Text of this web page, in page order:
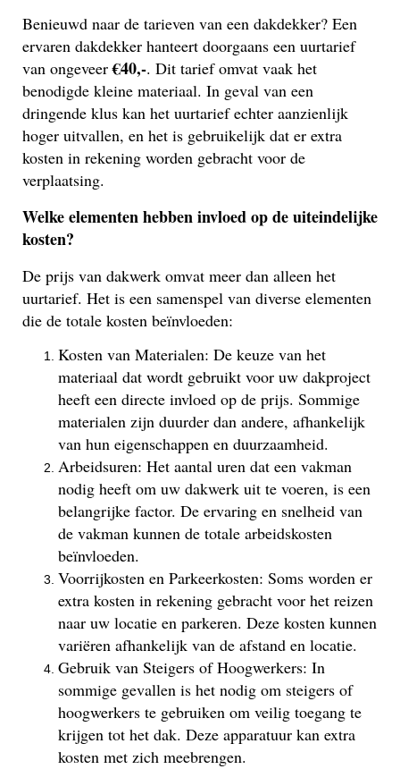
Benieuwd naar de tarieven van een dakdekker? Een
ervaren dakdekker hanteert doorgaans een uurtarief
van ongeveer€40,-. Dit tarief omvat vaak het
benodigde kleine materiaal. In geval van een
dringende klus kan het uurtarief echter aanzienlijk
hoger uitvallen, en het is gebruikelijk dat er extra
kosten in rekening worden gebracht voor de
verplaatsing.
Welke elementen hebben invloed op de uiteindelijke
kosten?
De prijs van dakwerk omvat meer dan alleen het
uurtarief. Het is een samenspel van diverse elementen
die de totale kosten beïnvloeden:
Kosten van Materialen: De keuze van het
materiaal dat wordt gebruikt voor uw dakproject
heeft een directe invloed op de prijs. Sommige
materialen zijn duurder dan andere, afhankelijk
van hun eigenschappen en duurzaamheid.
Arbeidsuren: Het aantal uren dat een vakman
nodig heeft om uw dakwerk uit te voeren, is een
belangrijke factor. De ervaring en snelheid van
de vakman kunnen de totale arbeidskosten
beïnvloeden.
Voorrijkosten en Parkeerkosten: Soms worden er
extra kosten in rekening gebracht voor het reizen
naar uw locatie en parkeren. Deze kosten kunnen
variëren afhankelijk van de afstand en locatie.
Gebruik van Steigers of Hoogwerkers: In
sommige gevallen is het nodig om steigers of
hoogwerkers te gebruiken om veilig toegang te
krijgen tot het dak. Deze apparatuur kan extra
kosten met zich meebrengen.